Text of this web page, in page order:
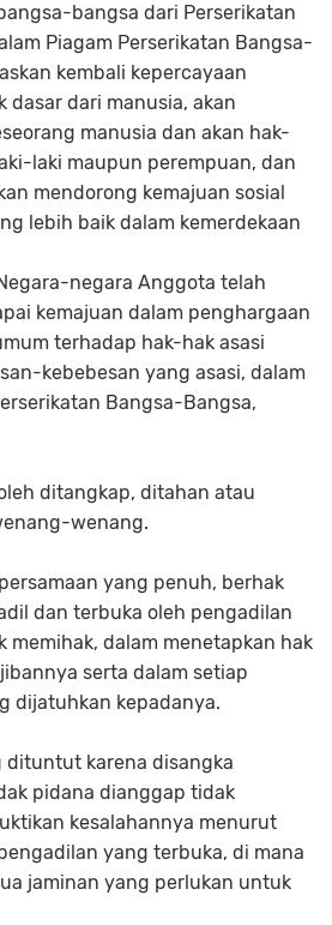
bangsa dari Perserikatan
Piagam Perserikatan Bangsa-
kembali kepercayaan
dasar dari manusia, akan
manusia dan akan hak-
laki maupun perempuan, dan
mendorong kemajuan sosial
lebih baik dalam kemerdekaan
negara Anggota telah
kemajuan dalam penghargaan
terhadap hak-hak asasi
kebebesan yang asasi, dalam
Bangsa-Bangsa,
ditangkap, ditahan atau
wenang.
yang penuh, berhak
dan terbuka oleh pengadilan
memihak, dalam menetapkan hak
serta dalam setiap
dijatuhkan kepadanya.
dituntut karena disangka
pidana dianggap tidak
kesalahannya menurut
yang terbuka, di mana
jaminan yang perlukan untuk